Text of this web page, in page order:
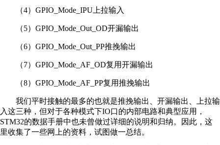
（4）GPIO_Mode_IPU上拉输入
（5）GPIO_Mode_Out_OD开漏输出
（6）GPIO_Mode_Out_PP推挽输出
（7）GPIO_Mode_AF_OD复用开漏输出
（8）GPIO_Mode_AF_PP复用推挽输出
我们平时接触的最多的也就是推挽输出、开漏输出、上拉输
入这三种，但对于各种模式下IO口的内部电路和典型应用，
STM32的数据手册中也未曾做过详细的说明和归纳。因此，这
里收集了一些网上的资料，试图做一总结。